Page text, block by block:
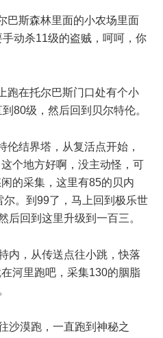
巴斯森林里面的小农场里面
动杀11级的盗贼，呵呵，你
跑在托尔巴斯门口处有个小
80级，然后回到贝尔特伦。
伦结界塔，从复活点开始，
个地方好啊，没主动怪，可
的采集，这里有85的贝内
。到99了，马上回到极乐世
后回到这里升级到一百三。
内，从传送点往小跳，快落
河里跑吧，采集130的胭脂
沙漠跑，一直跑到神秘之